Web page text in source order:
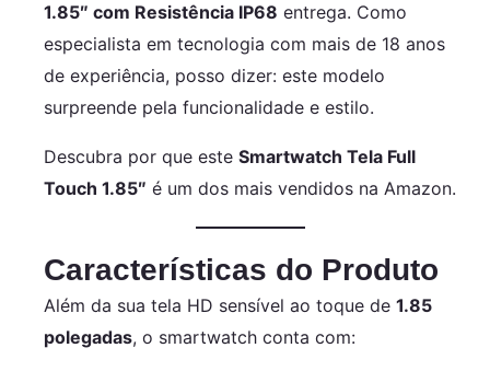
1.85″ com Resistência IP68 entrega. Como
especialista em tecnologia com mais de 18 anos
de experiência, posso dizer: este modelo
surpreende pela funcionalidade e estilo.
Descubra por que este Smartwatch Tela Full
Touch 1.85″ é um dos mais vendidos na Amazon.
Características do Produto
Além da sua tela HD sensível ao toque de 1.85
polegadas, o smartwatch conta com: